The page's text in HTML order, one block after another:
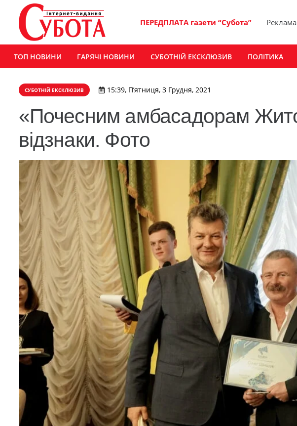
ПЕРЕДПЛАТА газети “Субота” Реклама
ТОП НОВИНИ ГАРЯЧІ НОВИНИ СУБОТНІЙ ЕКСКЛЮЗИВ ПОЛІТИКА
СУБОТНІЙ ЕКСКЛЮЗИВ 15:39, П’ятниця, 3 Грудня, 2021
«Почесним амбасадорам
відзнаки. Фото